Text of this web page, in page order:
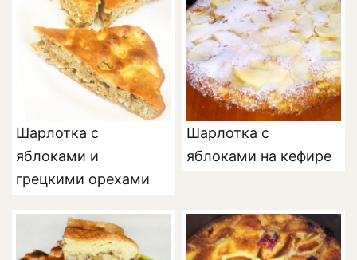
Шарлотка с
яблоками и
грецкими орехами
Шарлотка с
яблоками на кефире